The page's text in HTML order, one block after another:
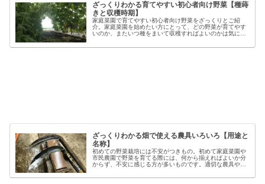
ざっくりわかる育てやすい初心者向け野菜【種蒔
きと収穫時期】
家庭菜園で育てやすい初心者向け野菜をざっくりとご紹
介。家庭菜園を始めたい方にとって、どの野菜が育てやす
いのか、またいつ種をまいて収穫すればよいのかは気にな
類でも「早生」「中生」「晩生」など...
ざっくりわかる畑で使える農具いろいろ【用途と
名称】
初めての野菜栽培には不安がつきもの。初めて家庭菜園や
市民農園で野菜を育てる際には、何から揃えればよいか分
からず、不安に感じる方が多いものです。適切な農具や資
しますが、種類も多く、初心者には...